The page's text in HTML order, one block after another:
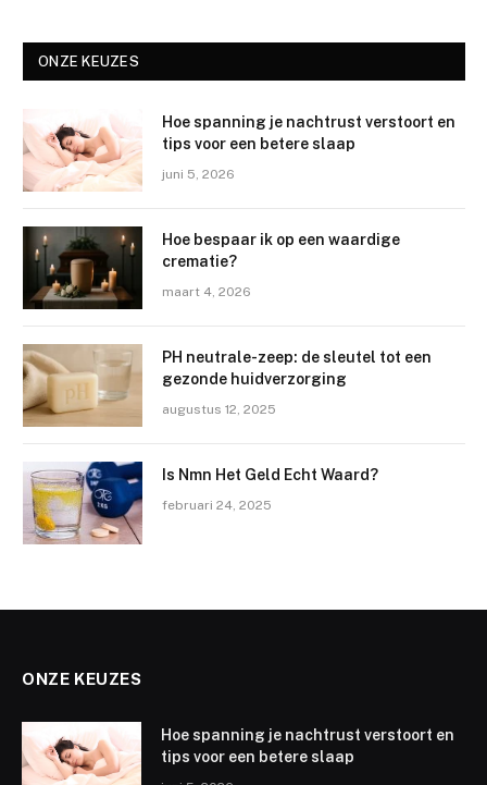
ONZE KEUZES
Hoe spanning je nachtrust verstoort en
tips voor een betere slaap
juni 5, 2026
Hoe bespaar ik op een waardige
crematie?
maart 4, 2026
PH neutrale-zeep: de sleutel tot een
gezonde huidverzorging
augustus 12, 2025
Is Nmn Het Geld Echt Waard?
februari 24, 2025
ONZE KEUZES
Hoe spanning je nachtrust verstoort en
tips voor een betere slaap